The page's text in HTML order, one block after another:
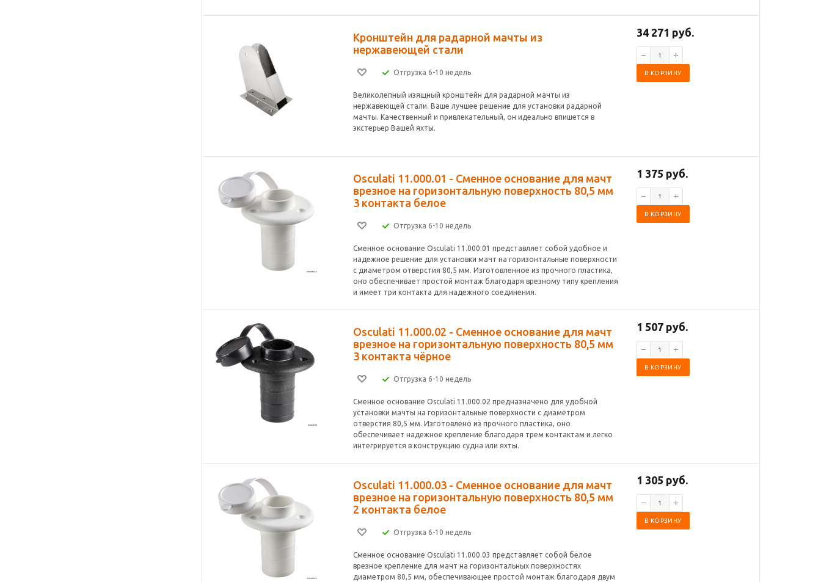
Кронштейн для радарной мачты из
нержавеющей стали
Отгрузка 6-10 недель
Великолепный изящный кронштейн для радарной мачты из
нержавеющей стали. Ваше лучшее решение для установки радарной
мачты. Качественный и привлекательный, он идеально впишется в
экстерьер Вашей яхты.
34 271 руб.
В КОРЗИНУ
Osculati 11.000.01 - Сменное основание для мачт
врезное на горизонтальную поверхность 80,5 мм
3 контакта белое
Отгрузка 6-10 недель
Сменное основание Osculati 11.000.01 представляет собой удобное и
надежное решение для установки мачт на горизонтальные поверхности
с диаметром отверстия 80,5 мм. Изготовленное из прочного пластика,
оно обеспечивает простой монтаж благодаря врезному типу крепления
и имеет три контакта для надежного соединения.
1 375 руб.
В КОРЗИНУ
Osculati 11.000.02 - Сменное основание для мачт
врезное на горизонтальную поверхность 80,5 мм
3 контакта чёрное
Отгрузка 6-10 недель
Сменное основание Osculati 11.000.02 предназначено для удобной
установки мачты на горизонтальные поверхности с диаметром
отверстия 80,5 мм. Изготовлено из прочного пластика, оно
обеспечивает надежное крепление благодаря трем контактам и легко
интегрируется в конструкцию судна или яхты.
1 507 руб.
В КОРЗИНУ
Osculati 11.000.03 - Сменное основание для мачт
врезное на горизонтальную поверхность 80,5 мм
2 контакта белое
Отгрузка 6-10 недель
Сменное основание Osculati 11.000.03 представляет собой белое
врезное крепление для мачт на горизонтальных поверхностях
диаметром 80,5 мм, обеспечивающее простой монтаж благодаря двум
1 305 руб.
В КОРЗИНУ